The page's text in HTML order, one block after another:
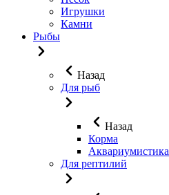
Игрушки
Камни
Рыбы
Назад
Для рыб
Назад
Корма
Аквариумистика
Для рептилий